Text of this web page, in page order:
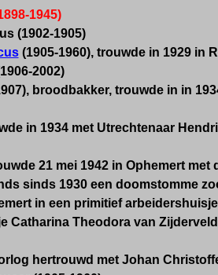
1945)
(1902-1905)
(1905-1960), trouwde in 1929 in
2002)
broodbakker, trouwde in in
in 1934 met Utrechtenaar
21 mei 1942 in Ophemert met
sinds 1930 een doomstomme
in een primitief
Catharina Theodora van
hertrouwd met Johan